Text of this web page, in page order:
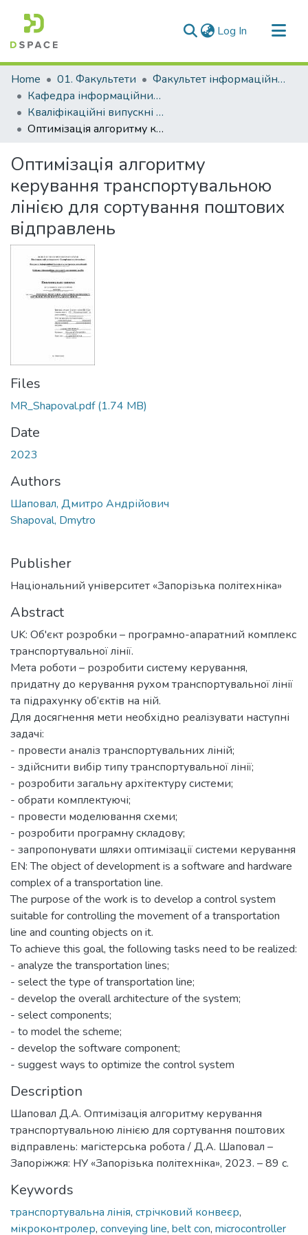
Log In (current)
Communities & Collections
All of DSpace
Statistics
Home 01. Факультети
Факультет інформаційної безпеки та електронних комунікацій
Кафедра інформаційних технологій електронних засобів (Кафедра ІТЕЗ)
Кваліфікаційні випускні роботи здобувачів вищої освіти кафедри ІТЕЗ
Оптимізація алгоритму керування транспортувальною лінією для сортування поштових відправлень
Оптимізація алгоритму
керування транспортувальною
лінією для сортування поштових
відправлень
Files
MR_Shapoval.pdf(1.74 MB)
Date
2023
Authors
Шаповал, Дмитро Андрійович
Shapoval, Dmytro
Publisher
Національний університет «Запорізька політехніка»
Abstract
UK: Об'єкт розробки – програмно-апаратний комплекс
транспортувальної лінії.
Мета роботи – розробити систему керування,
придатну до керування рухом транспортувальної лінії
та підрахунку об’єктів на ній.
Для досягнення мети необхідно реалізувати наступні
задачі:
- провести аналіз транспортувальних ліній;
- здійснити вибір типу транспортувальної лінії;
- розробити загальну архітектуру системи;
- обрати комплектуючі;
- провести моделювання схеми;
- розробити програмну складову;
- запропонувати шляхи оптимізації системи керування
EN: The object of development is a software and hardware
complex of a transportation line.
The purpose of the work is to develop a control system
suitable for controlling the movement of a transportation
line and counting objects on it.
To achieve this goal, the following tasks need to be realized:
- analyze the transportation lines;
- select the type of transportation line;
- develop the overall architecture of the system;
- select components;
- to model the scheme;
- develop the software component;
- suggest ways to optimize the control system
Description
Шаповал Д.А. Оптимізація алгоритму керування
транспортувальною лінією для сортування поштових
відправлень: магістерська робота / Д.А. Шаповал –
Запоріжжя: НУ «Запорізька політехніка», 2023. – 89 с.
Keywords
транспортувальна лінія, стрічковий конвеєр,
мікроконтролер, conveying line, belt con, microcontroller